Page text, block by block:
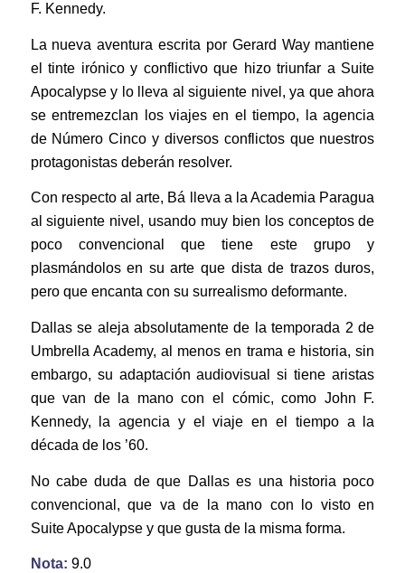
F. Kennedy.
La nueva aventura escrita por Gerard Way mantiene
el tinte irónico y conflictivo que hizo triunfar a Suite
Apocalypse y lo lleva al siguiente nivel, ya que ahora
se entremezclan los viajes en el tiempo, la agencia
de Número Cinco y diversos conflictos que nuestros
protagonistas deberán resolver.
Con respecto al arte, Bá lleva a la Academia Paragua
al siguiente nivel, usando muy bien los conceptos de
poco convencional que tiene este grupo y
plasmándolos en su arte que dista de trazos duros,
pero que encanta con su surrealismo deformante.
Dallas se aleja absolutamente de la temporada 2 de
Umbrella Academy, al menos en trama e historia, sin
embargo, su adaptación audiovisual si tiene aristas
que van de la mano con el cómic, como John F.
Kennedy, la agencia y el viaje en el tiempo a la
década de los ’60.
No cabe duda de que Dallas es una historia poco
convencional, que va de la mano con lo visto en
Suite Apocalypse y que gusta de la misma forma.
Nota: 9.0